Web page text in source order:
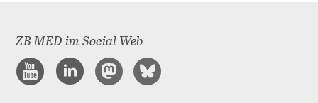
ZB MED im Social Web